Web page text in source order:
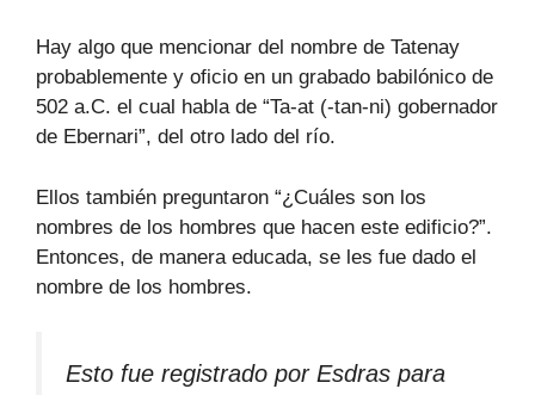
Hay algo que mencionar del nombre de Tatenay
probablemente y oficio en un grabado babilónico de
502 a.C. el cual habla de “Ta-at (-tan-ni) gobernador
de Ebernari”, del otro lado del río.
Ellos también preguntaron “¿Cuáles son los
nombres de los hombres que hacen este edificio?”.
Entonces, de manera educada, se les fue dado el
nombre de los hombres.
Esto fue registrado por Esdras para